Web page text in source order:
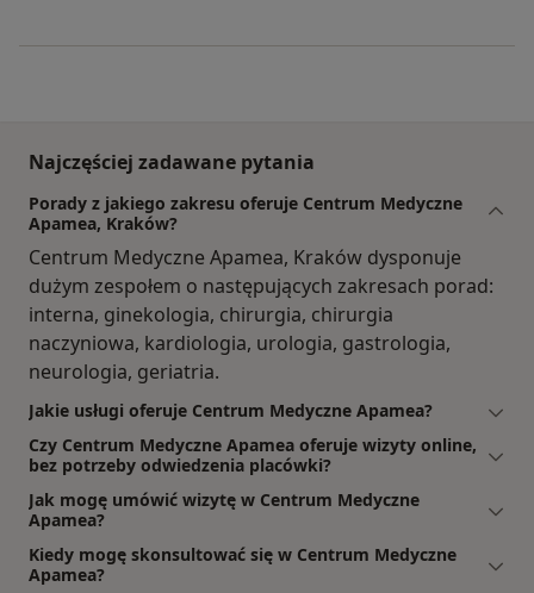
Najczęściej zadawane pytania
Porady z jakiego zakresu oferuje Centrum Medyczne
Apamea, Kraków?
Centrum Medyczne Apamea, Kraków dysponuje
dużym zespołem o następujących zakresach porad:
interna, ginekologia, chirurgia, chirurgia
naczyniowa, kardiologia, urologia, gastrologia,
neurologia, geriatria.
Jakie usługi oferuje Centrum Medyczne Apamea?
Czy Centrum Medyczne Apamea oferuje wizyty online,
bez potrzeby odwiedzenia placówki?
Jak mogę umówić wizytę w Centrum Medyczne
Apamea?
Kiedy mogę skonsultować się w Centrum Medyczne
Apamea?